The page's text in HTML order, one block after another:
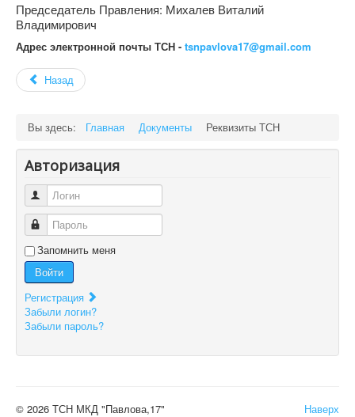
Председатель Правления: Михалев Виталий
Владимирович
Адрес электронной почты ТСН - tsnpavlova17@gmail.com
Назад
Вы здесь: Главная Документы Реквизиты ТСН
Авторизация
Логин
Пароль
Запомнить меня
Войти
Регистрация
Забыли логин?
Забыли пароль?
Наверх
© 2026 ТСН МКД "Павлова,17"